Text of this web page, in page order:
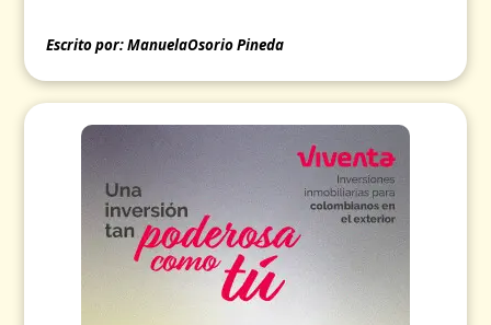
Escrito por: ManuelaOsorio Pineda